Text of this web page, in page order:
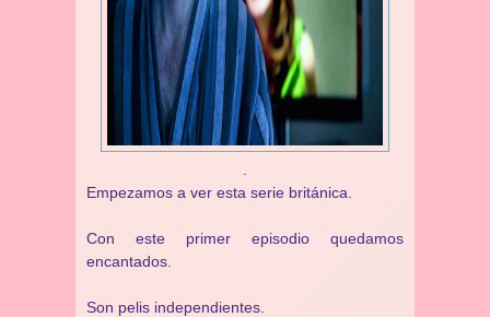
Empezamos a ver esta serie británica.
Con este primer episodio quedamos
encantados.
Son pelis independientes.